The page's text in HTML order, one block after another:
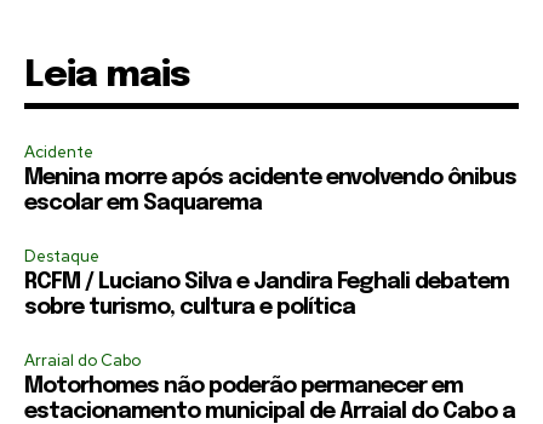
Leia mais
Acidente
Menina morre após acidente envolvendo ônibus
escolar em Saquarema
Destaque
RCFM / Luciano Silva e Jandira Feghali debatem
sobre turismo, cultura e política
Arraial do Cabo
Motorhomes não poderão permanecer em
estacionamento municipal de Arraial do Cabo a